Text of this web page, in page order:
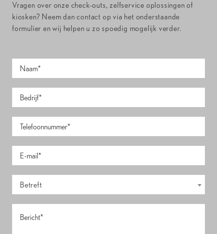
Vragen over onze check-outs, zelfservice oplossingen of
kiosken? Neem dan contact op via het onderstaande
formulier en wij helpen u zo spoedig mogelijk verder.
Betreft